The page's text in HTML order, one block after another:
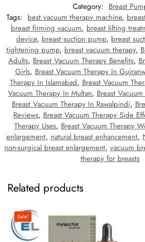
Category: Breast
Tags: best vacuum therapy machine,
breast firming vacuum, breast lifting
device, breast suction pump, breast
tightening pump, breast vacuum therapy,
Adults, Breast Vacuum Therapy Benefits,
Girls, Breast Vacuum Therapy In
Therapy In Islamabad, Breast Vacuum
Vacuum Therapy In Multan, Breast
Breast Vacuum Therapy In Rawalpindi,
Reviews, Breast Vacuum Therapy Side
Therapy Uses, Breast Vacuum Therapy
enlargement, natural breast enhancement,
non-surgical breast enlargement, vacuum
therapy for breasts
Related products
Sale!